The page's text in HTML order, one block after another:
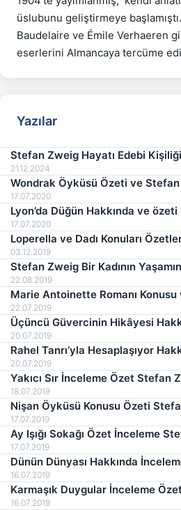
üslubunu geliştirmeye
Baudelaire ve Émile Verhaeren
Yazılar
Stefan Zweig Hayatı Edebi
21.12.2024
Wondrak Öyküsü Özeti ve Stefan
17.07.2020
Lyon’da Düğün Hakkında ve
17.07.2020
Loperella ve Dadı Konuları
03.12.2019
Stefan Zweig Bir Kadının
22.08.2019
Marie Antoinette Romanı Konusu ve
Zweig
22.07.2019
Üçüncü Güvercinin Hikâyesi
20.07.2019
Rahel Tanrı’yla Hesaplaşıyor
Zweig
20.07.2019
Yakıcı Sır İnceleme
18.07.2019
Nişan Öyküsü Konusu Özeti
17.07.2019
Ay Işığı Sokağı Özet İnceleme
17.07.2019
Dünün Dünyası Hakkında
Zweig
16.07.2019
Karmaşık Duygular İnceleme
16.07.2019